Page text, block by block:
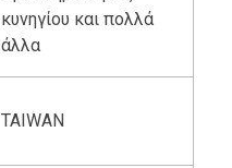
κυνηγίου και πολλά
άλλα
TAIWAN